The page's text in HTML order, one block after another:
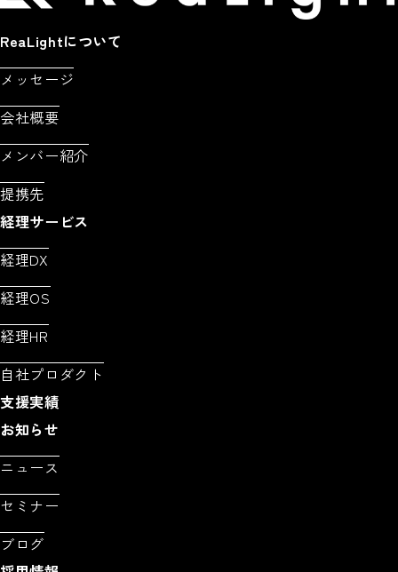
ReaLightについて
メッセージ
会社概要
メンバー紹介
提携先
経理サービス
経理DX
経理OS
経理HR
自社プロダクト
支援実績
お知らせ
ニュース
セミナー
ブログ